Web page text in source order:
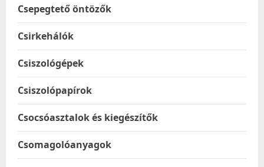
Csepegtető öntözők
Csirkehálók
Csiszológépek
Csiszolópapírok
Csocsóasztalok és kiegészítők
Csomagolóanyagok